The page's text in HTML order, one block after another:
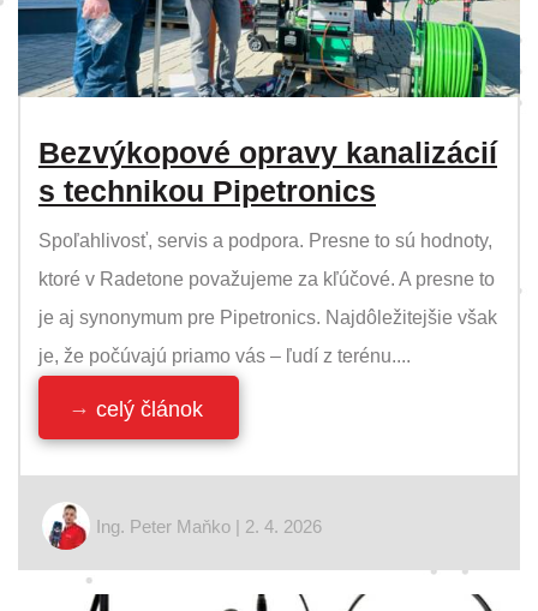
Bezvýkopové opravy kanalizácií
s technikou Pipetronics
Spoľahlivosť, servis a podpora. Presne to sú hodnoty,
ktoré v Radetone považujeme za kľúčové. A presne to
je aj synonymum pre Pipetronics. Najdôležitejšie však
je, že počúvajú priamo vás – ľudí z terénu....
celý článok
Ing. Peter Maňko | 2. 4. 2026